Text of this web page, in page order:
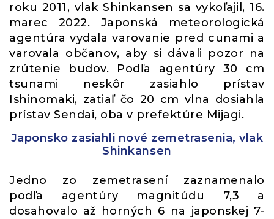
roku 2011, vlak Shinkansen sa vykoľajil, 16.
marec 2022. Japonská meteorologická
agentúra vydala varovanie pred cunami a
varovala občanov, aby si dávali pozor na
zrútenie budov. Podľa agentúry 30 cm
tsunami neskôr zasiahlo prístav
Ishinomaki, zatiaľ čo 20 cm vlna dosiahla
prístav Sendai, oba v prefektúre Mijagi.
Japonsko zasiahli nové zemetrasenia, vlak
Shinkansen
Jedno zo zemetrasení zaznamenalo
podľa agentúry magnitúdu 7,3 a
dosahovalo až horných 6 na japonskej 7-